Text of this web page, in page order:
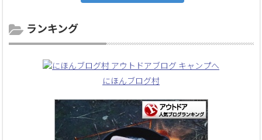
ランキング
にほんブログ村